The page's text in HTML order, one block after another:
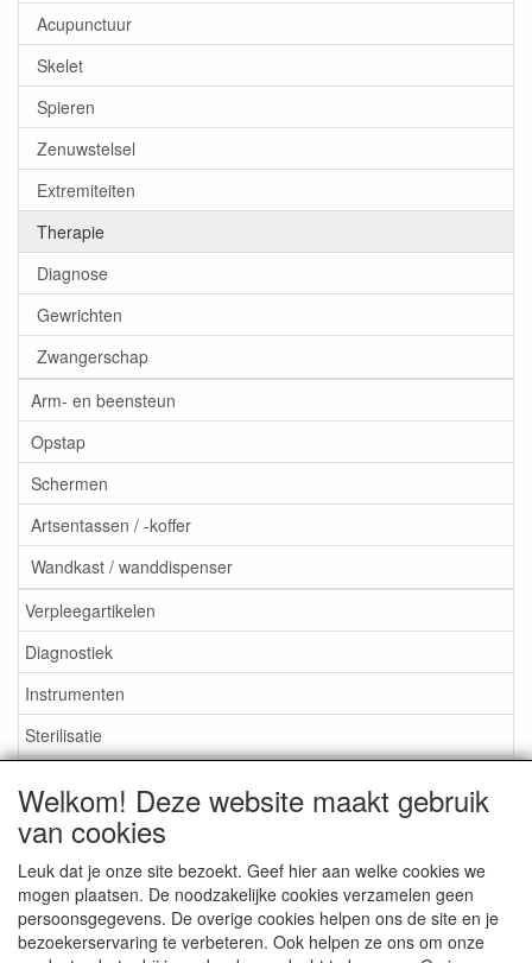
Acupunctuur
Skelet
Spieren
Zenuwstelsel
Extremiteiten
Therapie
Diagnose
Gewrichten
Zwangerschap
Arm- en beensteun
Opstap
Schermen
Artsentassen / -koffer
Wandkast / wanddispenser
Verpleegartikelen
Diagnostiek
Instrumenten
Sterilisatie
Aktieartikelen
Medisan Trading te Alblasserdam. Alle genoemde prijzen zijn
Welkom! Deze website maakt gebruik
van cookies
Leuk dat je onze site bezoekt. Geef hier aan welke cookies we
mogen plaatsen. De noodzakelijke cookies verzamelen geen
persoonsgegevens. De overige cookies helpen ons de site en je
bezoekerservaring te verbeteren. Ook helpen ze ons om onze